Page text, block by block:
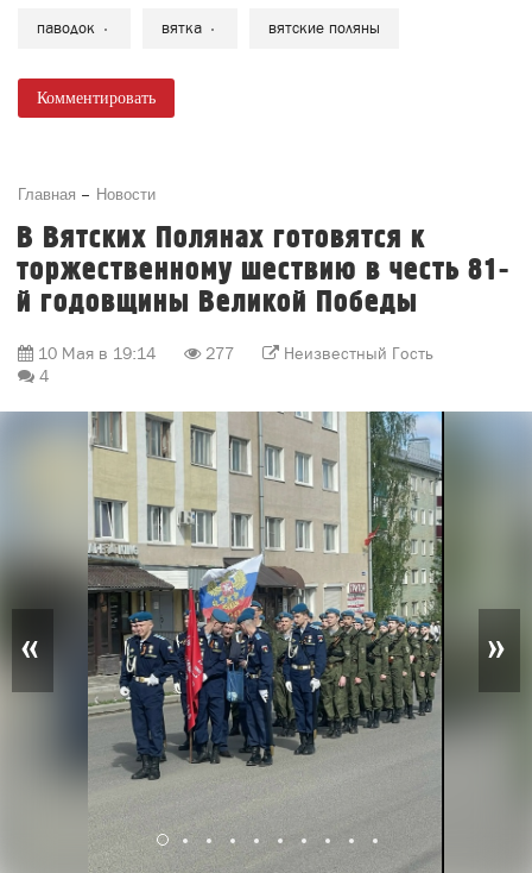
паводок вятка вятские поляны
Комментировать
Главная Новости
В Вятских Полянах готовятся к
торжественному шествию в честь 81-
й годовщины Великой Победы
10 Мая в 19:14 277
Неизвестный Гость
4
« »